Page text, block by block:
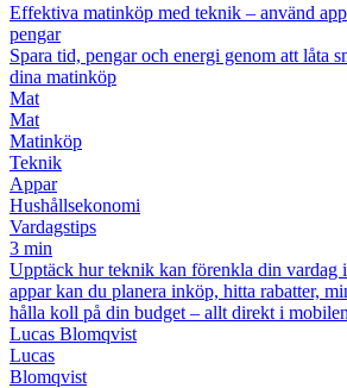
Effektiva matinköp med teknik – använd
pengar
Spara tid, pengar och energi genom att låta
dina matinköp
Mat
Mat
Matinköp
Teknik
Appar
Hushållsekonomi
Vardagstips
3 min
Upptäck hur teknik kan förenkla din vardag
appar kan du planera inköp, hitta rabatter,
hålla koll på din budget – allt direkt i
Lucas Blomqvist
Lucas
Blomqvist